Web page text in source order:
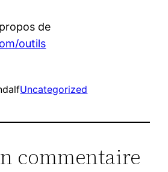
de
outils
Uncategorized
commentaire